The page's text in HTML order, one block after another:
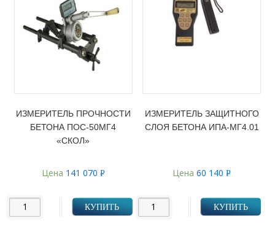
ИЗМЕРИТЕЛЬ ПРОЧНОСТИ
БЕТОНА ПОС-50МГ4
«СКОЛ»
Цена 141 070 Р
КУПИТЬ
ИЗМЕРИТЕЛЬ ЗАЩИТНОГО
СЛОЯ БЕТОНА ИПА-МГ4.01
Цена60 140Р
КУПИТЬ